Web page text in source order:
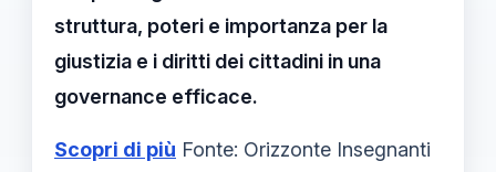
struttura, poteri e importanza per la
giustizia e i diritti dei cittadini in una
governance efficace.
Scopri di più Fonte: Orizzonte Insegnanti